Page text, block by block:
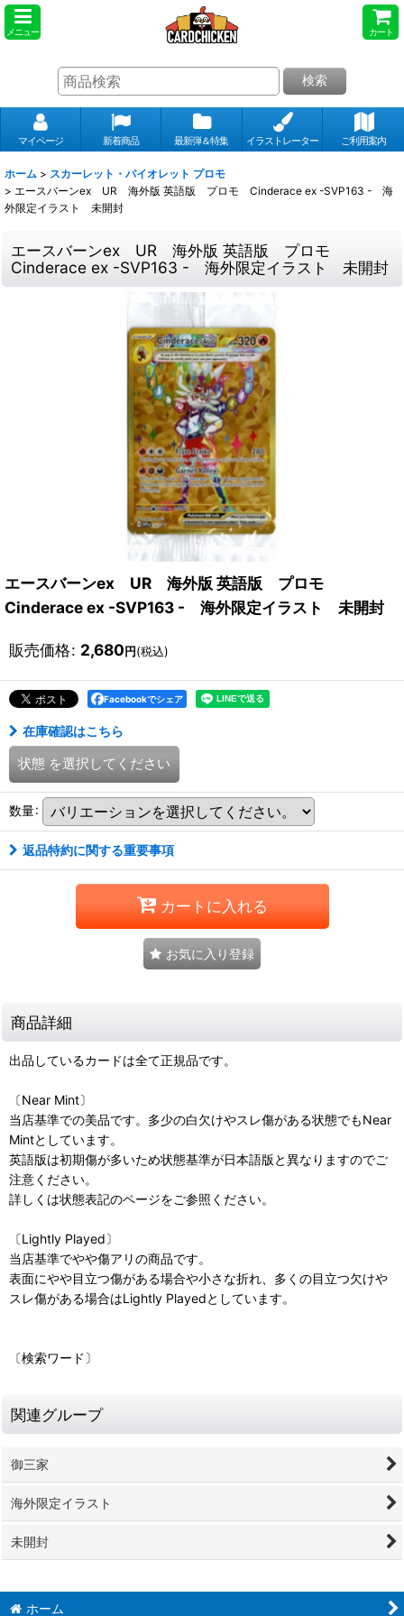
メニュー カート
検索
マイページ 新着商品 最新弾＆特集 イラストレーター ご利用案内
ホーム > スカーレット・バイオレット プロモ
> エースバーンex UR 海外版 英語版 プロモ Cinderace ex -SVP163 - 海
外限定イラスト 未開封
エースバーンex UR 海外版 英語版 プロモ
Cinderace ex -SVP163 - 海外限定イラスト 未開封
エースバーンex UR 海外版 英語版 プロモ
Cinderace ex -SVP163 - 海外限定イラスト 未開封
販売価格: 2,680円(税込)
Facebookでシェア
在庫確認はこちら
状態 を選択してください
数量:
返品特約に関する重要事項
カートに入れる
お気に入り登録
商品詳細
出品しているカードは全て正規品です。
〔Near Mint〕
当店基準での美品です。多少の白欠けやスレ傷がある状態でもNear
Mintとしています。
英語版は初期傷が多いため状態基準が日本語版と異なりますのでご
注意ください。
詳しくは状態表記のページをご参照ください。
〔Lightly Played〕
当店基準でやや傷アリの商品です。
表面にやや目立つ傷がある場合や小さな折れ、多くの目立つ欠けや
スレ傷がある場合はLightly Playedとしています。
〔検索ワード〕
関連グループ
御三家
海外限定イラスト
未開封
ホーム